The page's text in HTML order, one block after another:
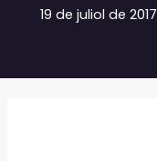
19 de juliol de 2017